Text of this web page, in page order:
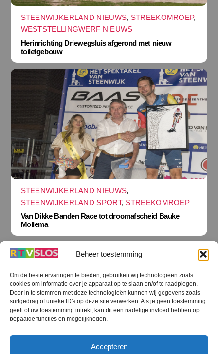
Beheer toestemming
Om de beste ervaringen te bieden, gebruiken wij technologieën zoals
cookies om informatie over je apparaat op te slaan en/of te raadplegen.
Door in te stemmen met deze technologieën kunnen wij gegevens zoals
surfgedrag of unieke ID's op deze site verwerken. Als je geen toestemming
geeft of uw toestemming intrekt, kan dit een nadelige invloed hebben op
bepaalde functies en mogelijkheden.
Accepteren
STEENWIJKERLAND NIEUWS, STREEKOMROEP,
WESTSTELLINGWERF NIEUWS
Herinrichting Driewegsluis afgerond met nieuw
toiletgebouw
STEENWIJKERLAND NIEUWS,
STEENWIJKERLAND SPORT, STREEKOMROEP
Van Dikke Banden Race tot droomafscheid Bauke
Mollema
Terug
naar
boven
RTV SLOS
RTV SLOS ANBI